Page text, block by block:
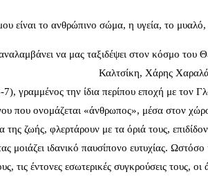
είναι το ανθρώπινο σώμα, η υγεία, το
να μας ταξιδέψει στον κόσμο του
Καλτσίκη, Χάρης
γραμμένος την ίδια περίπου εποχή με τον
που ονομάζεται «άνθρωπος», μέσα στον
της ζωής, φλερτάρουν με τα όριά τους,
μοιάζει ιδανικό παυσίπονο ευτυχίας.
τις έντονες εσωτερικές συγκρούσεις